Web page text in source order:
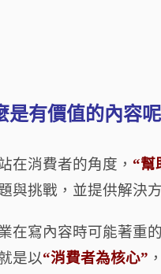
是有價值的內容
在消費者的角度， “幫
與挑戰，並提供解決
在寫內容時可能著重
是以“消費者為核心”